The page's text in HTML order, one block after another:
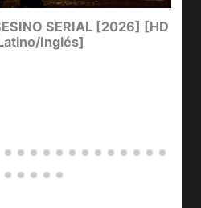
SERIAL [2026] [HD
Inglés]